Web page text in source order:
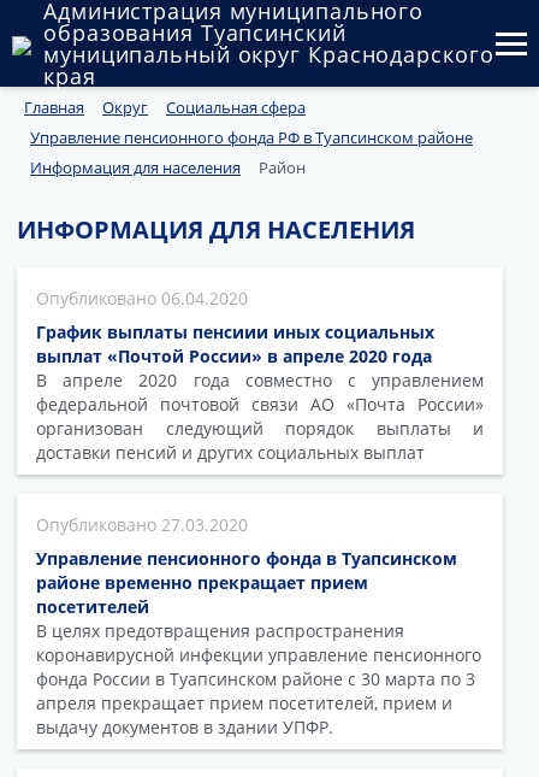
Администрация муниципального
образования Туапсинский
муниципальный округ Краснодарского
края
Округ
Администрация
Муниципальные закупки
Муниципальное имущество
Публичные слушания и общественные обсуждения
Документы
Главная Округ
Социальная сфера
Управление пенсионного фонда РФ в Туапсинском районе
Информация для населения
Район
ИНФОРМАЦИЯ ДЛЯ НАСЕЛЕНИЯ
06.04.2020
График выплаты пенсиии иных социальных
выплат «Почтой России» в апреле 2020 года
В апреле 2020 года совместно с управлением
федеральной почтовой связи АО «Почта России»
организован следующий порядок выплаты и
доставки пенсий и других социальных выплат
27.03.2020
Управление пенсионного фонда в Туапсинском
районе временно прекращает прием
посетителей
В целях предотвращения распространения
коронавирусной инфекции управление пенсионного
фонда России в Туапсинском районе с 30 марта по 3
апреля прекращает прием посетителей, прием и
выдачу документов в здании УПФР.